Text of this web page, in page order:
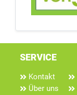
SERVICE
Kontakt
Über uns